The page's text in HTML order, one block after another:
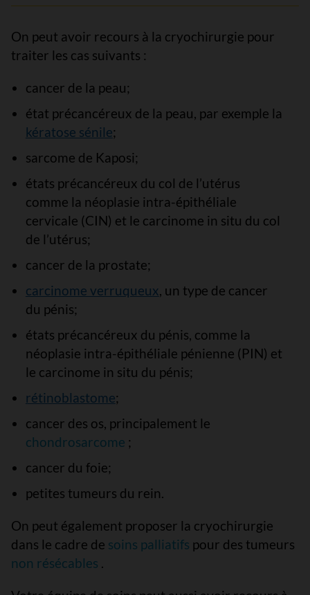
On peut avoir recours à la cryochirurgie pour
traiter les cas suivants :
cancer de la peau;
état précancéreux de la peau, par exemple la
kératose sénile;
sarcome de Kaposi;
états précancéreux du col de l’utérus
comme la néoplasie intra-épithéliale
cervicale (CIN) et le carcinome in situ du col
de l’utérus;
cancer de la prostate;
carcinome verruqueux, un type de cancer
du pénis;
états précancéreux du pénis, comme la
néoplasie intra-épithéliale pénienne (PIN) et
le carcinome in situ du pénis;
rétinoblastome;
cancer des os, principalement le
chondrosarcome ;
cancer du foie;
petites tumeurs du rein.
On peut également proposer la cryochirurgie
dans le cadre de soins palliatifs pour des tumeurs
non résécables .